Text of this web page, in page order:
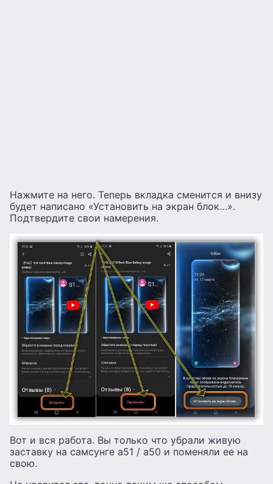
Нажмите на него. Теперь вкладка сменится и внизу
будет написано «Установить на экран блок…».
Подтвердите свои намерения.
Вот и вся работа. Вы только что убрали живую
заставку на самсунге а51 / а50 и поменяли ее на
свою.